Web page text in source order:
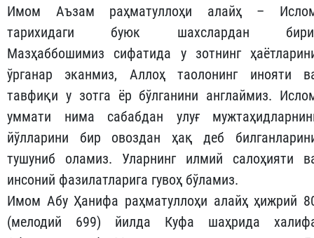
Имом Аъзам раҳматуллоҳи алайҳ –
тарихидаги буюк шахслардан
Мазҳаббошимиз сифатида у зотнинг
ўрганар эканмиз, Аллоҳ таолонинг инояти
тавфиқи у зотга ёр бўлганини англаймиз.
уммати нима сабабдан улуғ
йўлларини бир овоздан ҳақ деб
тушуниб оламиз. Уларнинг илмий салоҳияти
инсоний фазилатларига гувоҳ бўламиз.
Имом Абу Ҳанифа раҳматуллоҳи алайҳ ҳижрий
(мелодий 699) йилда Куфа шаҳрида